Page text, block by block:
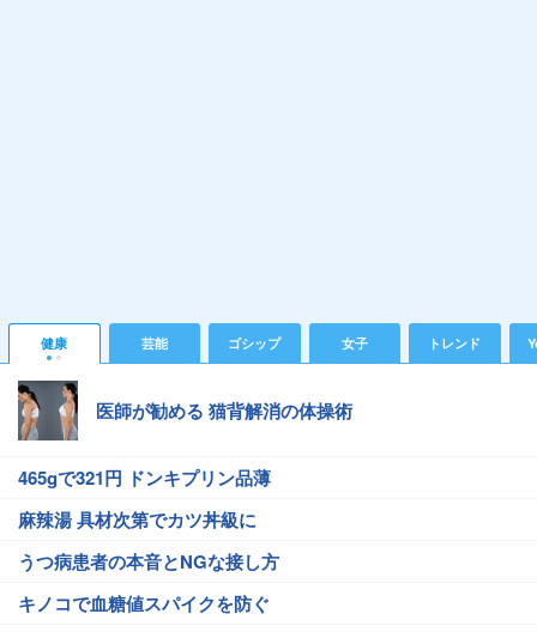
健康 芸能 ゴシップ 女子 トレンド
医師が勧める 猫背解消の体操術
465gで321円 ドンキプリン品薄
麻辣湯 具材次第でカツ丼級に
うつ病患者の本音とNGな接し方
キノコで血糖値スパイクを防ぐ